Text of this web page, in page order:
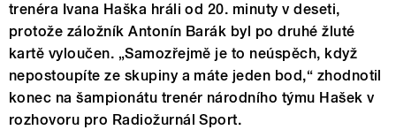
trenéra Ivana Haška hráli od 20. minuty v deseti,
protože záložník Antonín Barák byl po druhé žluté
kartě vyloučen. „Samozřejmě je to neúspěch, když
nepostoupíte ze skupiny a máte jeden bod,“ zhodnotil
konec na šampionátu trenér národního týmu Hašek v
rozhovoru pro Radiožurnál Sport.